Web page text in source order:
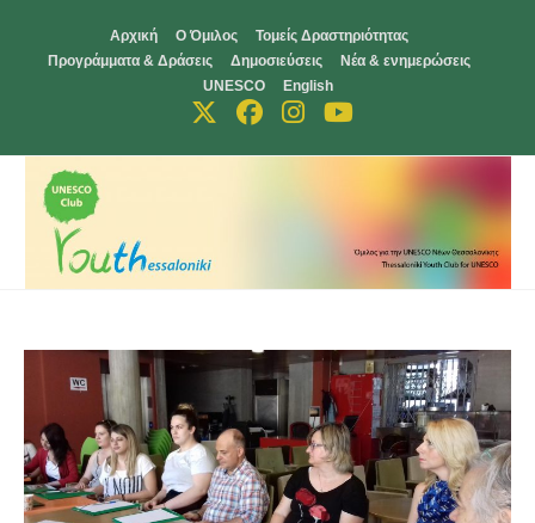
content
Αρχική Ο Όμιλος
Τομείς Δραστηριότητας
Προγράμματα & Δράσεις
Δημοσιεύσεις
Νέα & ενημερώσεις
UNESCO
English